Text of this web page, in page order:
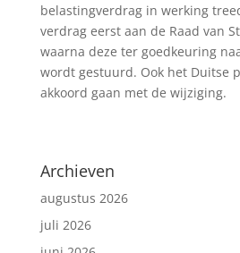
belastingverdrag in werking
verdrag eerst aan de Raad van
waarna deze ter goedkeuring
wordt gestuurd. Ook het Duitse
akkoord gaan met de wijziging.
Archieven
augustus 2026
juli 2026